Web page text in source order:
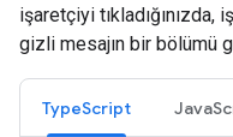
işaretçiyi
gizli mesajın bir bölümü
TypeScript